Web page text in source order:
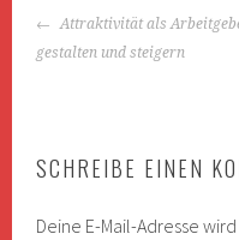
BEITRAGS-
NAVIGATION
Attraktivität als
gestalten und steigern
SCHREIBE EINEN
Deine E-Mail-Adresse